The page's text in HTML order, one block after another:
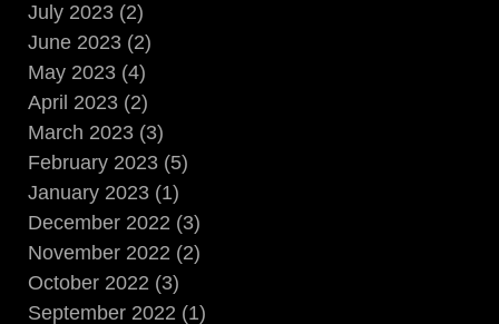
July 2023 (2)
June 2023 (2)
May 2023 (4)
April 2023 (2)
March 2023 (3)
February 2023 (5)
January 2023 (1)
December 2022 (3)
November 2022 (2)
October 2022 (3)
September 2022 (1)